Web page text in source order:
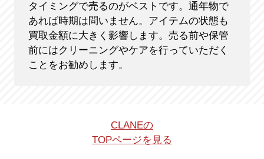
タイミングで売るのがベストです。通年物で
あれば時期は問いません。アイテムの状態も
買取金額に大きく影響します。売る前や保管
前にはクリーニングやケアを行っていただく
ことをお勧めします。
CLANEの
TOPページを見る